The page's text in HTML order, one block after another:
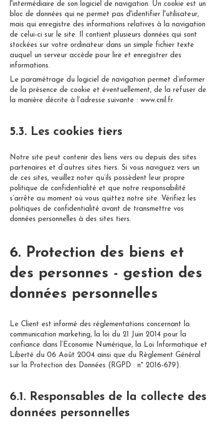
l'intermédiaire de son logiciel de navigation. Un cookie est un
bloc de données qui ne permet pas d'identifier l'utilisateur,
mais qui enregistre des informations relatives à la navigation
de celui-ci sur le site. Il contient plusieurs données qui sont
stockées sur votre ordinateur dans un simple fichier texte
auquel un serveur accède pour lire et enregistrer des
informations.
Le paramétrage du logiciel de navigation permet d’informer
de la présence de cookie et éventuellement, de la refuser de
la manière décrite à l’adresse suivante : www.cnil.fr.
5.3. Les cookies tiers
Notre site peut contenir des liens vers ou depuis des sites
partenaires et d’autres sites tiers. Si vous naviguez vers un
de ces sites, veuillez noter qu’ils possèdent leur propre
politique de confidentialité et que notre responsabilité
s’arrête au moment où vous quittez notre site. Vérifiez les
politiques de confidentialité avant de transmettre vos
données personnelles à des sites tiers.
6. Protection des biens et
des personnes - gestion des
données personnelles
Le Client est informé des réglementations concernant la
communication marketing, la loi du 21 Juin 2014 pour la
confiance dans l’Economie Numérique, la Loi Informatique et
Liberté du 06 Août 2004 ainsi que du Règlement Général
sur la Protection des Données (RGPD : n° 2016-679).
6.1. Responsables de la collecte des
données personnelles